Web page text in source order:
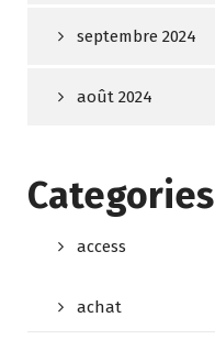
septembre 2024
août 2024
Categories
access
achat